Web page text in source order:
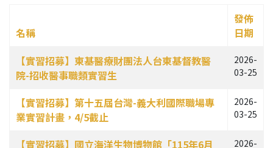
文章列表
名稱
發佈
日期
【實習招募】東基醫療財團法人台東基督教醫
院-招收醫事職類實習生
2026-
03-25
【實習招募】第十五屆台灣-義大利國際職場專
業實習計畫，4/5截止
2026-
03-25
【實習招募】國立海洋生物博物館「115年6月
2026-